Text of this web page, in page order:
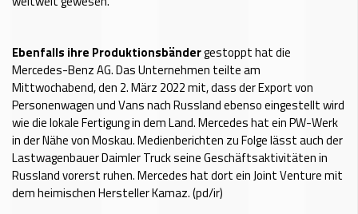
Ebenfalls ihre Produktionsbändergestoppt hat die
Mercedes-Benz AG. Das Unternehmen teilte am
Mittwochabend, den 2. März 2022 mit, dass der Export von
Personenwagen und Vans nach Russland ebenso eingestellt wird
wie die lokale Fertigung in dem Land. Mercedes hat ein PW-Werk
in der Nähe von Moskau. Medienberichten zu Folge lässt auch der
Lastwagenbauer Daimler Truck seine Geschäftsaktivitäten in
Russland vorerst ruhen. Mercedes hat dort ein Joint Venture mit
dem heimischen Hersteller Kamaz. (pd/ir)